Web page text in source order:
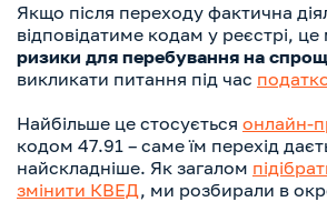
Якщо після переходу фактична
відповідатиме кодам у реєстрі,
ризики для перебування на
викликати питання під час
Найбільше це стосується онлайн-
кодом 47.91 – саме їм перехід
найскладніше. Як загалом
змінити КВЕД, ми розбирали в